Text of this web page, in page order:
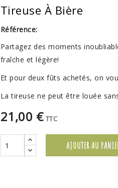
Tireuse À Bière
Référence:
Partagez des moments
fraîche et légère!
Et pour deux fûts achetés, on
La tireuse ne peut être louée
21,00 € TTC
AJOUTER AU